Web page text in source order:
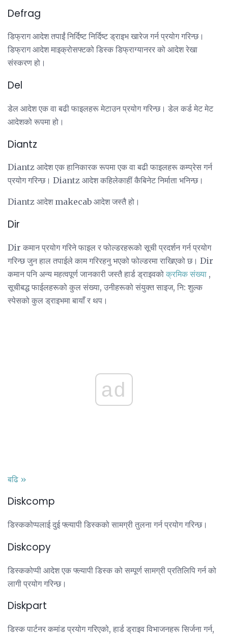
Defrag
डिफ्राग आदेश तपाईं निर्दिष्ट निर्दिष्ट ड्राइभ खारेज गर्न प्रयोग गरिन्छ।
डिफ्राग आदेश माइक्रोसफ्टको डिस्क डिफ्राग्यानरर को आदेश रेखा
संस्करण हो।
Del
डेल आदेश एक वा बढी फाइलहरू मेटाउन प्रयोग गरिन्छ। डेल कर्ड मेट मेट
आदेशको रूपमा हो।
Diantz
Diantz आदेश एक हानिकारक रूपमा एक वा बढी फाइलहरू कम्प्रेस गर्न
प्रयोग गरिन्छ। Diantz आदेश कहिलेकाहीं कैबिनेट निर्माता भनिन्छ।
Diantz आदेश makecab आदेश जस्तै हो।
Dir
Dir कमान प्रयोग गरिने फाइल र फोल्डरहरूको सूची प्रदर्शन गर्न प्रयोग
गरिन्छ जुन हाल तपाईले काम गरिरहनु भएको फोल्डरमा राखिएको छ। Dir
कमान पनि अन्य महत्वपूर्ण जानकारी जस्तै हार्ड ड्राइवको क्रमिक संख्या ,
सूचीबद्ध फाईलहरूको कुल संख्या, उनीहरूको संयुक्त साइज, नि: शुल्क
स्पेसको कुल ड्राइभमा बायाँ र थप।
ad
बढि »
Diskcomp
डिस्ककोप्पलाई दुई फ्ल्यापी डिस्कको सामग्री तुलना गर्न प्रयोग गरिन्छ।
Diskcopy
डिस्ककोप्पी आदेश एक फ्ल्यापी डिस्क को सम्पूर्ण सामग्री प्रतिलिपि गर्न को
लागी प्रयोग गरिन्छ।
Diskpart
डिस्क पार्टनर कमांड प्रयोग गरिएको, हार्ड ड्राइव विभाजनहरू सिर्जना गर्न,